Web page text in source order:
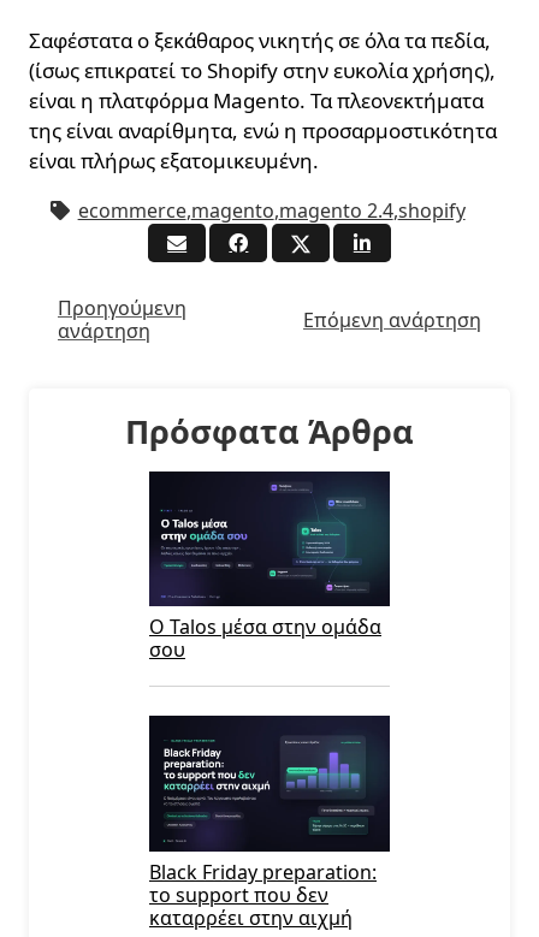
Σαφέστατα ο ξεκάθαρος νικητής σε όλα τα πεδία,
(ίσως επικρατεί το Shopify στην ευκολία χρήσης),
είναι η πλατφόρμα Magento. Τα πλεονεκτήματα
της είναι αναρίθμητα, ενώ η προσαρμοστικότητα
είναι πλήρως εξατομικευμένη.
ecommerce,magento,magento 2.4,shopify
Προηγούμενη
ανάρτηση
Επόμενη ανάρτηση
Πρόσφατα Άρθρα
Ο Talos μέσα στην ομάδα
σου
Black Friday preparation:
το support που δεν
καταρρέει στην αιχμή